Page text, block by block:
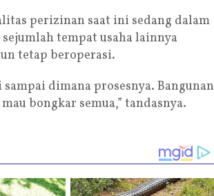
perizinan saat ini sedang dalam
tempat usaha lainnya
tetap beroperasi.
dimana prosesnya. Bangunan
bongkar semua,” tandasnya.